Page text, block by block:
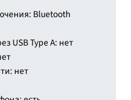
Bluetooth
USB Type A: нет
нет